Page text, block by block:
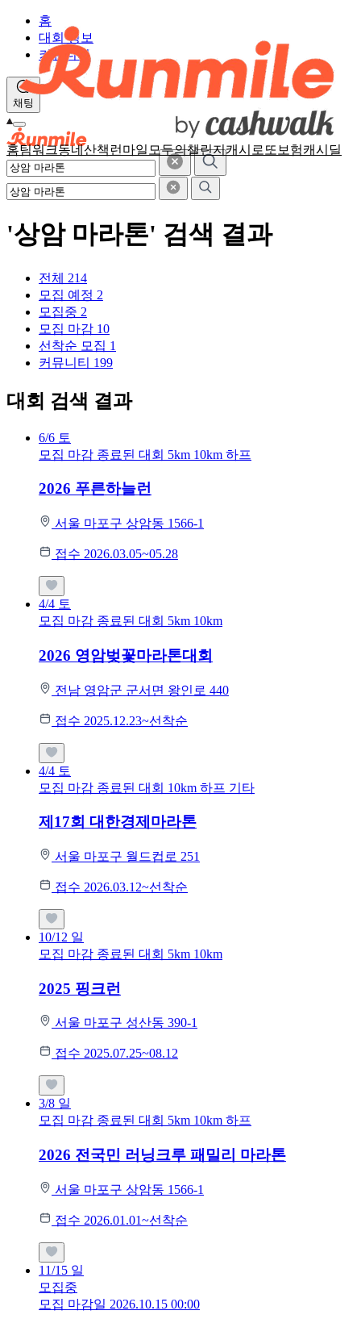
홈팀워크동네산책 런마일 모두의챌린지캐시로또 보험캐시딜
홈
대회 정보
커뮤니티
채팅
'상암 마라톤' 검색 결과
전체 214
모집 예정 2
모집중 2
모집 마감 10
선착순 모집 1
커뮤니티 199
대회 검색 결과
6/6 토
모집 마감 종료된 대회 5km 10km 하프
2026 푸른하늘런
서울 마포구 상암동 1566-1
접수 2026.03.05~05.28
4/4 토
모집 마감 종료된 대회 5km 10km
2026 영암벚꽃마라톤대회
전남 영암군 군서면 왕인로 440
접수 2025.12.23~선착순
4/4 토
모집 마감 종료된 대회 10km 하프 기타
제17회 대한경제마라톤
서울 마포구 월드컵로 251
접수 2026.03.12~선착순
10/12 일
모집 마감 종료된 대회 5km 10km
2025 핑크런
서울 마포구 성산동 390-1
접수 2025.07.25~08.12
3/8 일
모집 마감 종료된 대회 5km 10km 하프
2026 전국민 러닝크루 패밀리 마라톤
서울 마포구 상암동 1566-1
접수 2026.01.01~선착순
11/15 일
모집중
모집 마감일 2026.10.15 00:00